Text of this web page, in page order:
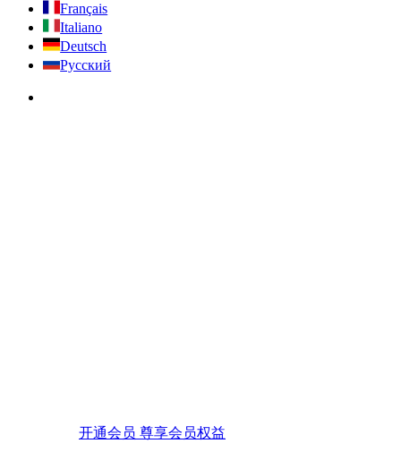
Français
Italiano
Deutsch
Русский
开通会员 尊享会员权益